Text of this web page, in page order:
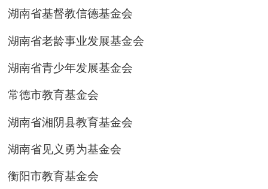
湖南省基督教信德基金会
湖南省老龄事业发展基金会
湖南省青少年发展基金会
常德市教育基金会
湖南省湘阴县教育基金会
湖南省见义勇为基金会
衡阳市教育基金会